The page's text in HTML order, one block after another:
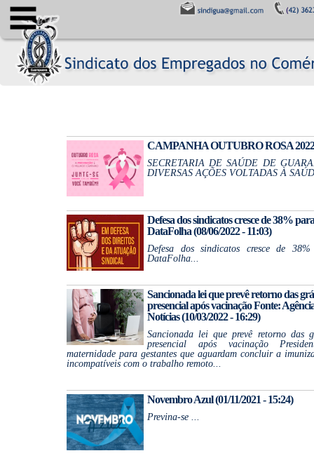
CAMPANHA OUTUBRO ROSA 2022
SECRETARIA DE SAÚDE DE
DIVERSAS AÇÕES VOLTADAS À
Defesa dos sindicatos cresce de 38%
DataFolha (08/06/2022 - 11:03)
Defesa dos sindicatos cresce de
DataFolha...
Sancionada lei que prevê retorno das
presencial após vacinação Fonte:
Notícias (10/03/2022 - 16:29)
Sancionada lei que prevê retorno das
presencial após vacinação
maternidade para gestantes que aguardam concluir a
incompatíveis com o trabalho remoto...
Novembro Azul (01/11/2021 - 15:24)
Previna-se ...